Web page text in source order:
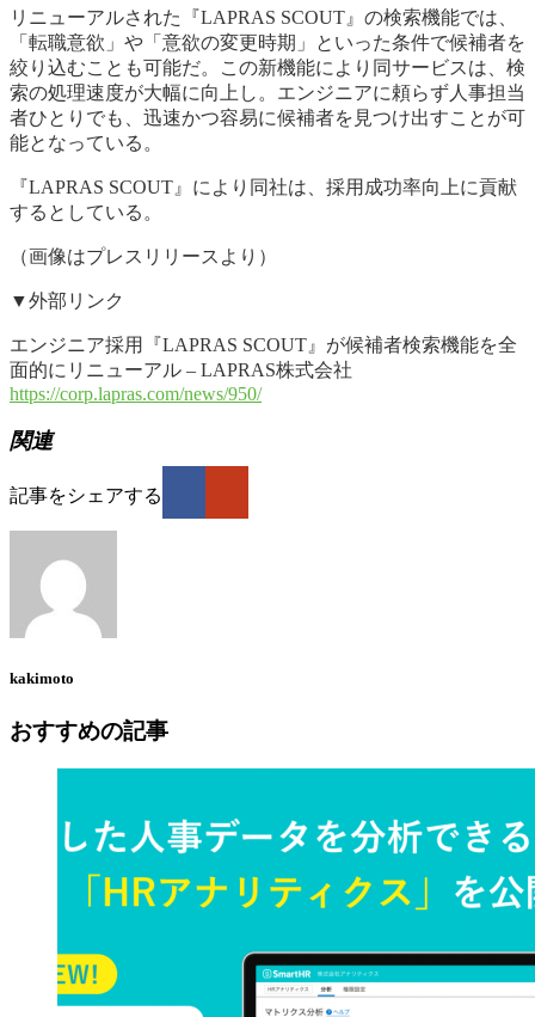
リニューアルされた『LAPRAS SCOUT』の検索機能では、
「転職意欲」や「意欲の変更時期」といった条件で候補者を
絞り込むことも可能だ。この新機能により同サービスは、検
索の処理速度が大幅に向上し。エンジニアに頼らず人事担当
者ひとりでも、迅速かつ容易に候補者を見つけ出すことが可
能となっている。
『LAPRAS SCOUT』により同社は、採用成功率向上に貢献
するとしている。
（画像はプレスリリースより）
▼外部リンク
エンジニア採用『LAPRAS SCOUT』が候補者検索機能を全
面的にリニューアル – LAPRAS株式会社
https://corp.lapras.com/news/950/
関連
記事をシェアする
kakimoto
おすすめの記事